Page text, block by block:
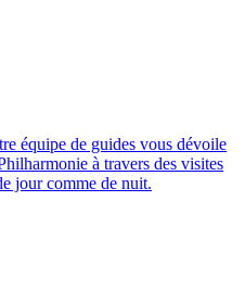
équipe de guides vous dévoile
à travers des visites
jour comme de nuit.